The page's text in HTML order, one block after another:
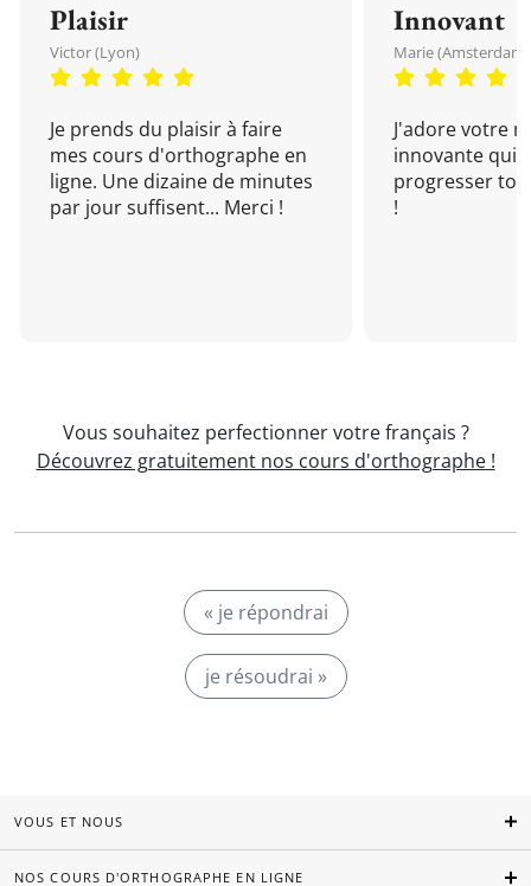
Plaisir
Victor (Lyon)
Je prends du plaisir à faire
mes cours d'orthographe en
ligne. Une dizaine de minutes
par jour suffisent... Merci !
Innovant
Marie (Amsterdam)
J'adore votre
innovante qui
progresser
!
Vous souhaitez perfectionner votre français ?
Découvrez gratuitement nos cours d'orthographe !
« je répondrai
je résoudrai »
VOUS ET NOUS
NOS COURS D'ORTHOGRAPHE EN LIGNE